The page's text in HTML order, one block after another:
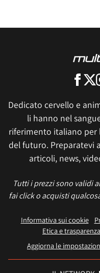
Dedicato cervello e
li hanno nel
riferimento italiano
del futuro. Preparatevi
articoli, news,
Tutti i prezzi sono validi
fai click o acquisti
Informativa sui cookie
Etica e trasparenza
Aggiorna le